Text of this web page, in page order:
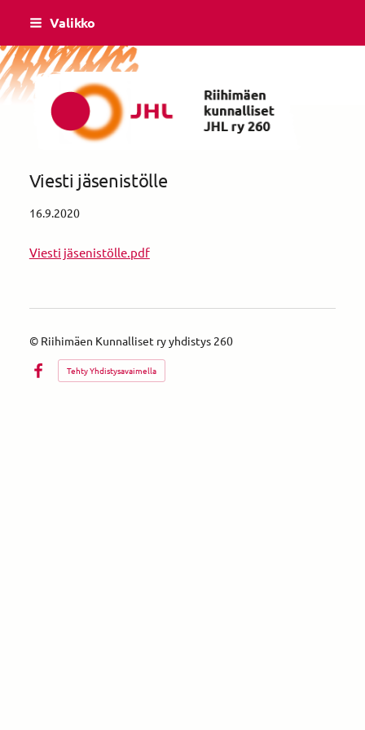
Siirry
sisältöön
Valikko
Riihimäen Kunnalliset ry yhdistys 260
Viesti jäsenistölle
16.9.2020
Viesti jäsenistölle.pdf
© Riihimäen Kunnalliset ry yhdistys 260
Facebook
Tehty Yhdistysavaimella